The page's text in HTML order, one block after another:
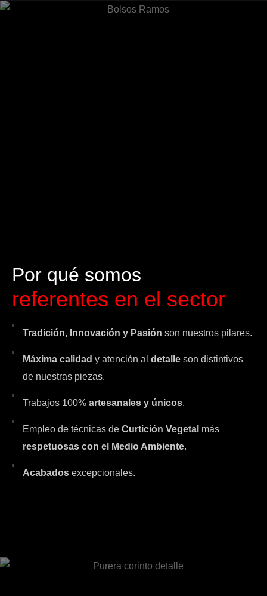
Por qué somos
referentes en el sector
Tradición, Innovación y Pasión son nuestros pilares.
Máxima calidad y atención al detalleson distintivos
de nuestras piezas.
Trabajos 100% artesanales y únicos.
Empleo de técnicas de Curtición Vegetal más
respetuosas con el Medio Ambiente.
Acabadosexcepcionales.